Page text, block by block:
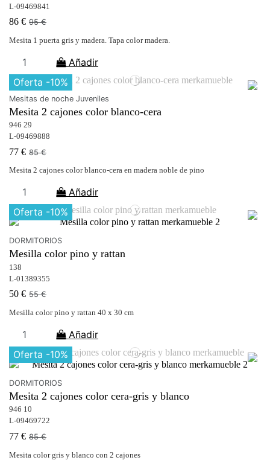
L-09469841
86 € 95 €
Mesita 1 puerta gris y madera. Tapa color madera.
Añadir
Oferta -10%
Mesitas de noche Juveniles
Mesita 2 cajones color blanco-cera
946 29
L-09469888
77 € 85 €
Mesita 2 cajones color blanco-cera en madera noble de pino
Añadir
Oferta -10%
DORMITORIOS
Mesilla color pino y rattan
138
L-01389355
50 € 55 €
Mesilla color pino y rattan 40 x 30 cm
Añadir
Oferta -10%
DORMITORIOS
Mesita 2 cajones color cera-gris y blanco
946 10
L-09469722
77 € 85 €
Mesita color gris y blanco con 2 cajones